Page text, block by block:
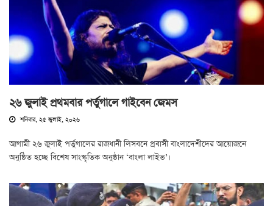
২৬ জুলাই প্রথমবার পর্তুগালে গাইবেন জেমস
শনিবার, ২৫ জুলাই, ২০২৬
আগামী ২৬ জুলাই পর্তুগালের রাজধানী লিসবনে প্রবাসী বাংলাদেশীদের আয়োজনে
অনুষ্ঠিত হচ্ছে বিশেষ সাংস্কৃতিক অনুষ্ঠান ‘বাংলা লাইভ’।